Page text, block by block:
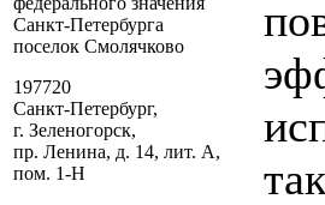
Санкт-Петербурга
поселок Смолячково
197720
Санкт-Петербург,
г. Зеленогорск,
пр. Ленина, д. 14, лит. А,
пом. 1-Н